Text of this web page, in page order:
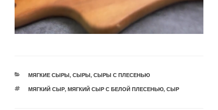
РУБРИКИ
МЯГКИЕ СЫРЫ, СЫРЫ, СЫРЫ С ПЛЕСЕНЬЮ
МЕТКИ
МЯГКИЙ СЫР, МЯГКИЙ СЫР С БЕЛОЙ ПЛЕСЕНЬЮ, СЫР